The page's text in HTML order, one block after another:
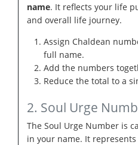
name. It reflects your life
and overall life journey.
Assign Chaldean
full name.
Add the numbers
Reduce the total to a
2. Soul Urge
The Soul Urge Number is
in your name. It